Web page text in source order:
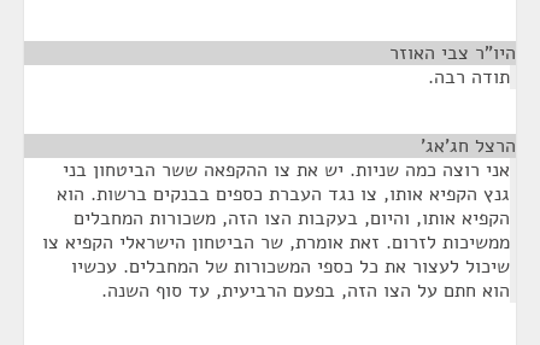
היו"ר צבי האוזר
תודה רבה.
הרצל חג'אג'
אני רוצה כמה שניות. יש את צו ההקפאה ששר הביטחון בני
גנץ הקפיא אותו, צו נגד העברת כספים בבנקים ברשות. הוא
הקפיא אותו, והיום, בעקבות הצו הזה, משכורות המחבלים
ממשיכות לזרום. זאת אומרת, שר הביטחון הישראלי הקפיא צו
שיכול לעצור את כל כספי המשכורות של המחבלים. עכשיו
הוא חתם על הצו הזה, בפעם הרביעית, עד סוף השנה.